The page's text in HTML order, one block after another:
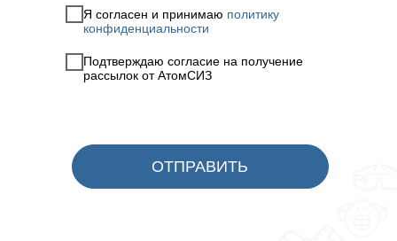
Я согласен и принимаю политику
конфиденциальности
Подтверждаю согласие на получение
рассылок от АтомСИЗ
ОТПРАВИТЬ